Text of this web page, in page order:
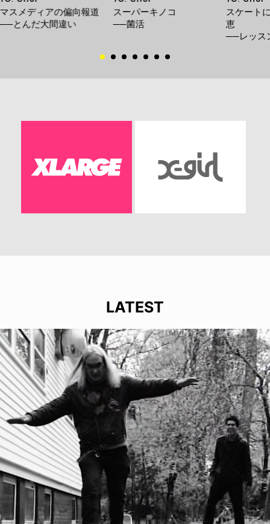
マスメディアの偏向報道
──とんだ大間違い
スーパーキノコ
──菌活
スケート
恵
──レッス
LATEST